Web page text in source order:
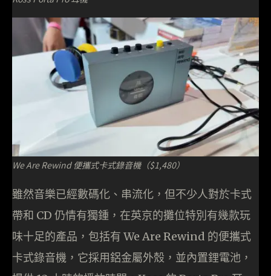
We Are Rewind 便攜式卡式錄音機（$1,480）
雖然音樂已經數碼化、串流化，但不少人對於卡式
帶和 CD 仍情有獨鍾，在英京的攤位特別有幾款玩
味十足的產品，包括有 We Are Rewind 的便攜式
卡式錄音機，它採用鋁金屬外殼，並內置鋰電池，